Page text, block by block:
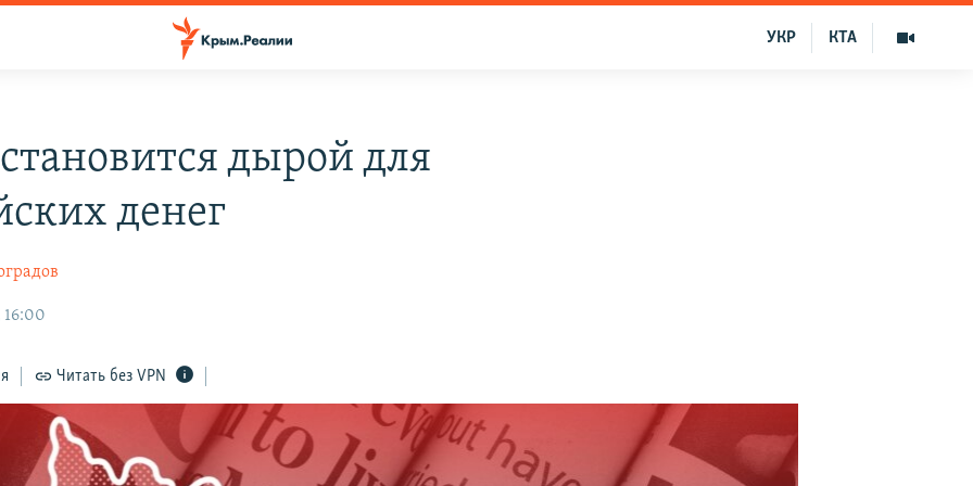
КТА
УКР
дырой для
денег
16:00
Читать без VPN